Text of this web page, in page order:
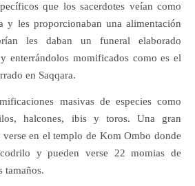
que los sacerdotes veían como
y les proporcionaban una alimentación
les daban un funeral elaborado
enterrándolos momificados como es el
en Saqqara.
masivas de especies como
halcones, ibis y toros. Una gran
verse en el templo de Kom Ombo donde
y pueden verse 22 momias de
tamaños.